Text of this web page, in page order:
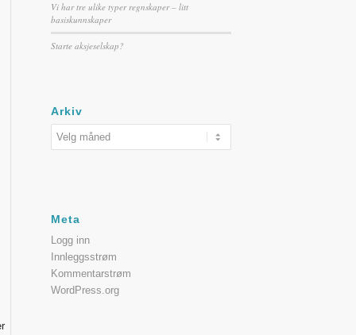
Vi har tre ulike typer regnskaper – litt
basiskunnskaper
Starte aksjeselskap?
Arkiv
Meta
Logg inn
Innleggsstrøm
Kommentarstrøm
WordPress.org